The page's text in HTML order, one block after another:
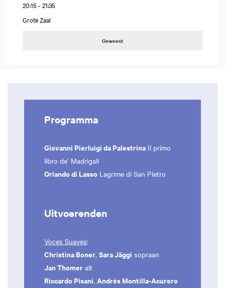
20:15 - 21:35
Grote Zaal
Geweest
Programma
Giovanni Pierluigi da Palestrina Il primo
libro de’ Madrigali
Orlando di Lasso Lagrime di San Pietro
Uitvoerenden
Voces Suaves:
Christina Boner, Sara Jäggi sopraan
Jan Thomer alt
Riccardo Pisani, Andrés Montilla-Acurero